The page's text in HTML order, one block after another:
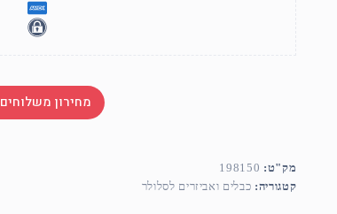
מחירון משלוחים
מק"ט: 198150
קטגוריה: כבלים ואביזרים לסלולר